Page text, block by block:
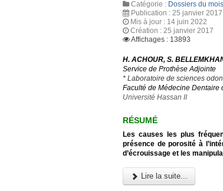
Catégorie : Dossiers du mois
Publication : 25 janvier 2017
Mis à jour : 14 juin 2022
Création : 25 janvier 2017
Affichages : 13893
H. ACHOUR, S.
Service de Prothèse Adjointe
* Laboratoire de sciences
Faculté de Médecine Dentaire
Université Hassan II
RÉSUMÉ
Les causes les plus
présence de porosité à
d’écrouissage et les
Lire la suite...